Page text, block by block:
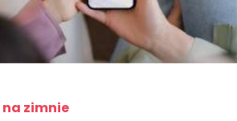
na zimnie